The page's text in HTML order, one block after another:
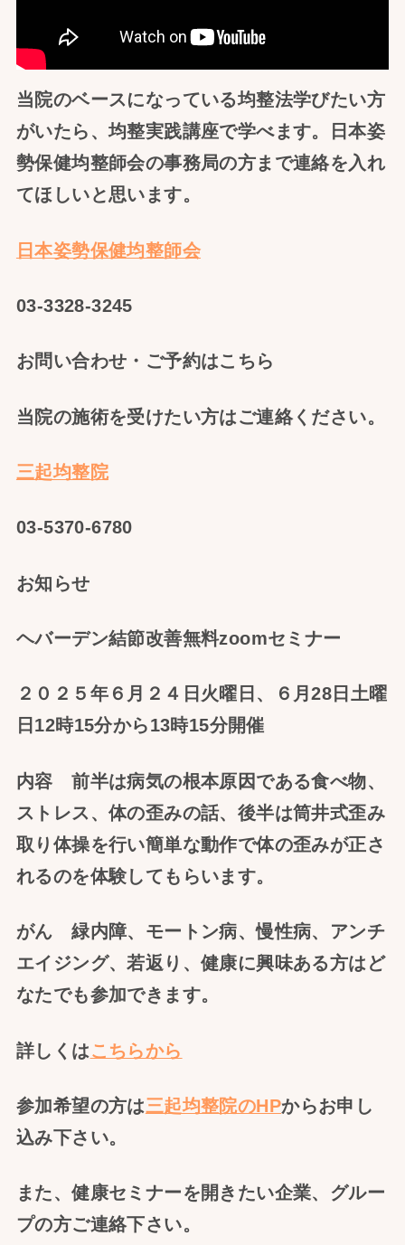
当院のベースになっている均整法学びたい方
がいたら、均整実践講座で学べます。日本姿
勢保健均整師会の事務局の方まで連絡を入れ
てほしいと思います。
日本姿勢保健均整師会
03-3328-3245
お問い合わせ・ご予約はこちら
当院の施術を受けたい方はご連絡ください。
三起均整院
03-5370-6780
お知らせ
ヘバーデン結節改善無料zoomセミナー
２０２５年６月２４日火曜日、６月28日土曜
日12時15分から13時15分開催
内容 前半は病気の根本原因である食べ物、
ストレス、体の歪みの話、後半は筒井式歪み
取り体操を行い簡単な動作で体の歪みが正さ
れるのを体験してもらいます。
がん 緑内障、モートン病、慢性病、アンチ
エイジング、若返り、健康に興味ある方はど
なたでも参加できます。
詳しくはこちらから
参加希望の方は三起均整院のHPからお申し
込み下さい。
また、健康セミナーを開きたい企業、グルー
プの方ご連絡下さい。